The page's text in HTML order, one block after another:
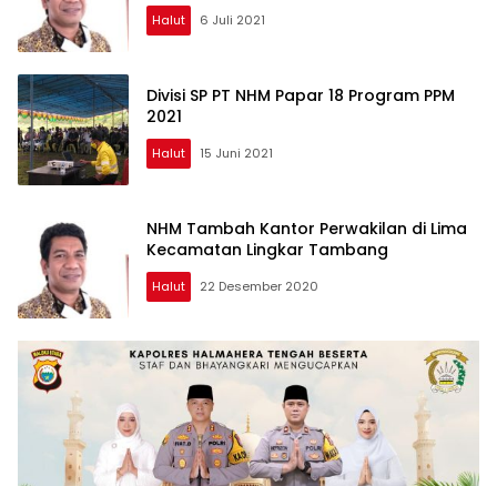
Halut 6 Juli 2021
Divisi SP PT NHM Papar 18 Program PPM
2021
Halut 15 Juni 2021
NHM Tambah Kantor Perwakilan di Lima
Kecamatan Lingkar Tambang
Halut 22 Desember 2020